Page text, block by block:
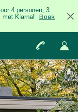
4 personen, 3
met Klarna!
Boek